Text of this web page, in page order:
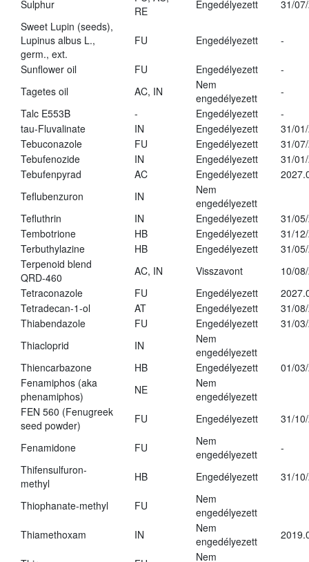
Sulphur
RE
Engedélyezett
31/
Sweet Lupin (seeds),
Lupinus albus L.,
germ., ext.
FU Engedélyezett -
Sunflower oil FU Engedélyezett
-
Tagetes oil
AC, IN
Nem
engedélyezett
-
Talc E553B
- Engedélyezett
-
tau-Fluvalinate
IN Engedélyezett
31/
Tebuconazole
FU Engedélyezett
31/
Tebufenozide
IN Engedélyezett
31/
Tebufenpyrad
AC Engedélyezett
Teflubenzuron
IN
Nem
engedélyezett
Tefluthrin
IN Engedélyezett
31/
Tembotrione
HB Engedélyezett
31/
Terbuthylazine
HB Engedélyezett
31/
Terpenoid blend
QRD-460
AC, IN Visszavont
10/
Tetraconazole
FU Engedélyezett
Tetradecan-1-ol
AT Engedélyezett
31/
Thiabendazole
FU Engedélyezett
31/
Thiacloprid
IN
Nem
engedélyezett
Thiencarbazone
HB Engedélyezett
01/
Fenamiphos (aka
phenamiphos)
NE
Nem
engedélyezett
FEN 560 (Fenugreek
seed powder)
FU Engedélyezett 31/
Fenamidone FU
Nem
engedélyezett
-
Thifensulfuron-
methyl
HB Engedélyezett 31/
Thiophanate-methyl FU
Nem
engedélyezett
Thiamethoxam
IN
Nem
engedélyezett
Nem